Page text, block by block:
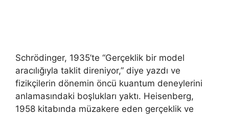
Schrödinger, 1935’te “Gerçeklik bir model
aracılığıyla taklit direniyor,” diye yazdı ve
fizikçilerin dönemin öncü kuantum deneylerini
anlamasındaki boşlukları yaktı. Heisenberg,
1958 kitabında müzakere eden gerçeklik ve